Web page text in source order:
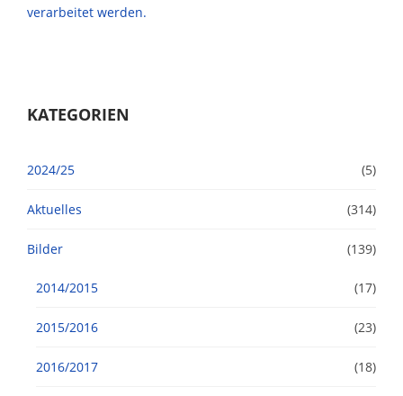
verarbeitet werden.
KATEGORIEN
2024/25 (5)
Aktuelles (314)
Bilder (139)
2014/2015 (17)
2015/2016 (23)
2016/2017 (18)